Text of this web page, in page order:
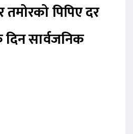
तमोरको पिपिए दर
दिन सार्वजनिक